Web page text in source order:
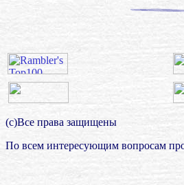
(с)Все права защищены
По всем интересующим вопросам